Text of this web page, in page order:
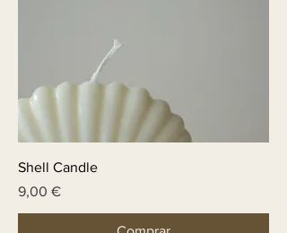
Shell Candle
Price
9,00 €